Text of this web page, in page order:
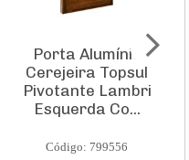
Porta Alumínio
Cerejeira Topsul
Pivotante Lambri
Esquerda Co...
Código: 799556